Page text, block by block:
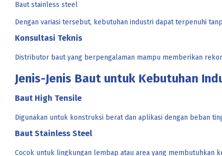
Baut stainless steel
Dengan variasi tersebut, kebutuhan industri dapat terpenuhi
Konsultasi Teknis
Distributor baut yang berpengalaman mampu memberikan
Jenis-Jenis Baut untuk Kebutuhan
Baut High Tensile
Digunakan untuk konstruksi berat dan aplikasi dengan beban
Baut Stainless Steel
Cocok untuk lingkungan lembap atau area yang membutuhkan